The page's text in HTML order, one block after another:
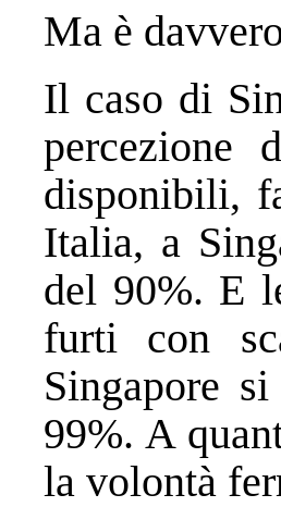
Ma è
Il caso di
percezione
disponibili,
Italia, a
del 90%. E
furti con
Singapore
99%. A
la volontà